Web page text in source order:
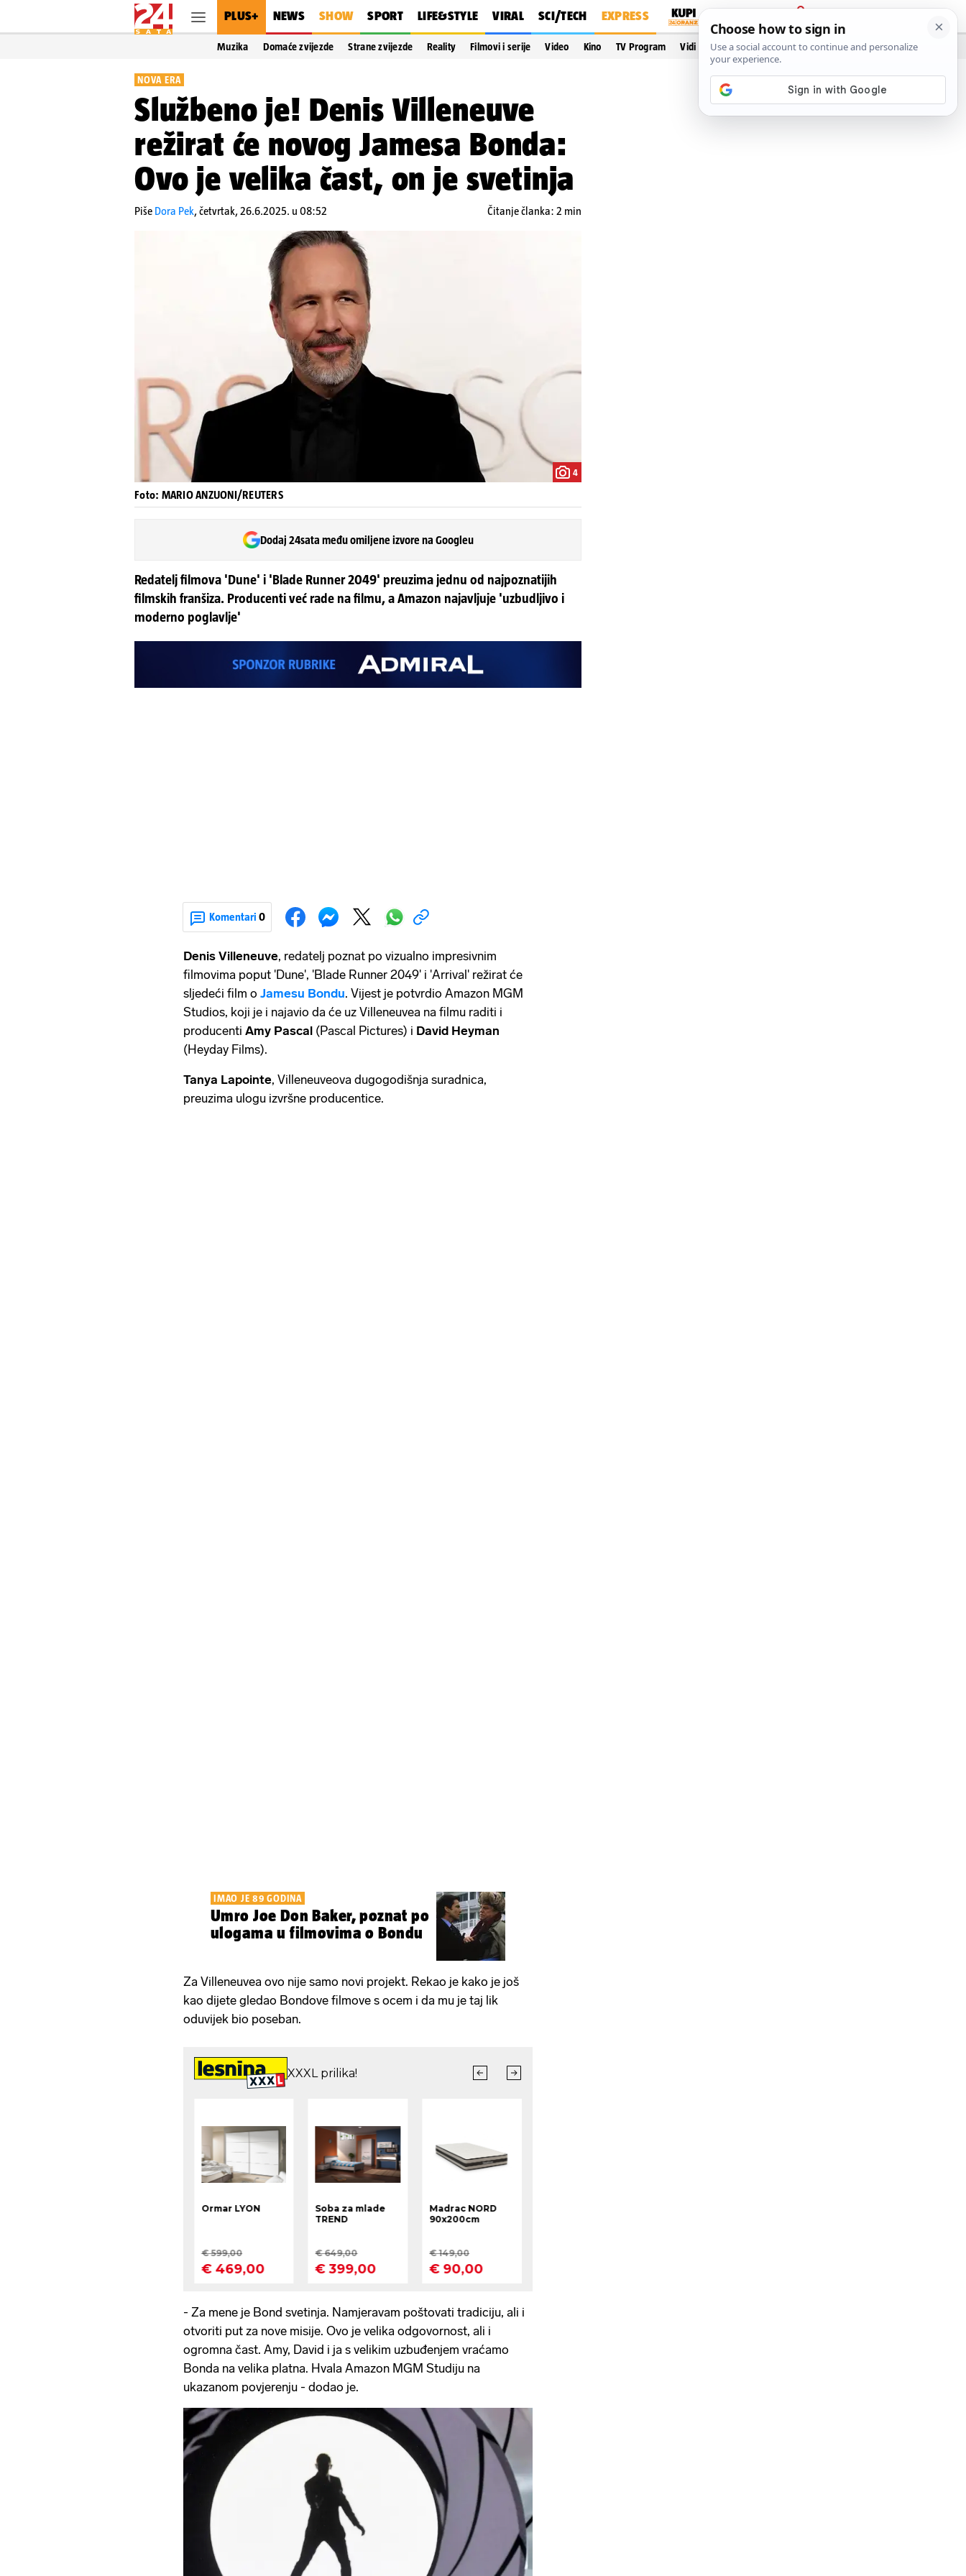
PLUS+ NEWS SHOW SPORT LIFE&STYLE VIRAL SCI/TECH EXPRESS
PRIJAVA
Muzika Domaće zvijezde Strane zvijezde Reality Filmovi i serije Video Kino TV Program Vidi još…
NOVA ERA
Službeno je! Denis Villeneuve
režirat će novog Jamesa Bonda:
Ovo je velika čast, on je svetinja
Piše Dora Pek,četvrtak, 26.6.2025. u 08:52 Čitanje članka: 2 min
4
Foto: MARIO ANZUONI/REUTERS
Dodaj 24sata među omiljene izvore na Googleu
Redatelj filmova 'Dune' i 'Blade Runner 2049' preuzima jednu od najpoznatijih
filmskih franšiza. Producenti već rade na filmu, a Amazon najavljuje 'uzbudljivo i
moderno poglavlje'
Komentari 0
Denis Villeneuve, redatelj poznat po vizualno impresivnim
filmovima poput 'Dune', 'Blade Runner 2049' i 'Arrival' režirat će
sljedeći film o Jamesu Bondu. Vijest je potvrdio Amazon MGM
Studios, koji je i najavio da će uz Villeneuvea na filmu raditi i
producenti Amy Pascal (Pascal Pictures) i David Heyman
(Heyday Films).
Tanya Lapointe, Villeneuveova dugogodišnja suradnica,
preuzima ulogu izvršne producentice.
IMAO JE 89 GODINA
Umro Joe Don Baker, poznat po
ulogama u filmovima o Bondu
Za Villeneuvea ovo nije samo novi projekt. Rekao je kako je još
kao dijete gledao Bondove filmove s ocem i da mu je taj lik
oduvijek bio poseban.
- Za mene je Bond svetinja. Namjeravam poštovati tradiciju, ali i
otvoriti put za nove misije. Ovo je velika odgovornost, ali i
ogromna čast. Amy, David i ja s velikim uzbuđenjem vraćamo
Bonda na velika platna. Hvala Amazon MGM Studiju na
ukazanom povjerenju - dodao je.